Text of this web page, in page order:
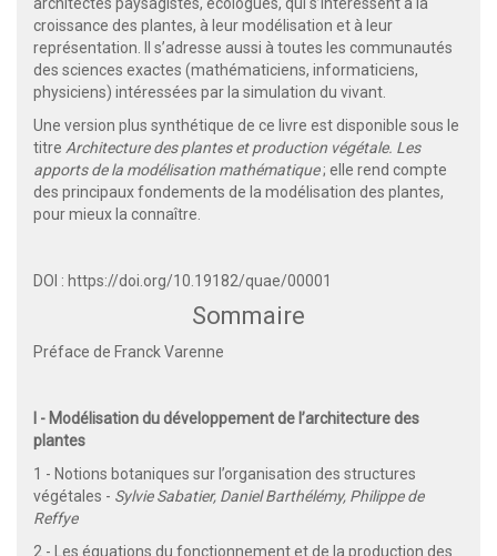
croissance des plantes, à leur modélisation et à leur
représentation. Il s’adresse aussi à toutes les communautés
des sciences exactes (mathématiciens, informaticiens,
physiciens) intéressées par la simulation du vivant.
Une version plus synthétique de ce livre est disponible sous le
titre Architecture des plantes et production végétale. Les
apports de la modélisation mathématique; elle rend compte
des principaux fondements de la modélisation des plantes,
pour mieux la connaître.
DOI : https://doi.org/10.19182/quae/00001
Sommaire
Préface de Franck Varenne
I - Modélisation du développement de l’architecture des
plantes
1 - Notions botaniques sur l’organisation des structures
végétales - Sylvie Sabatier, Daniel Barthélémy, Philippe de
Reffye
2 - Les équations du fonctionnement et de la production des